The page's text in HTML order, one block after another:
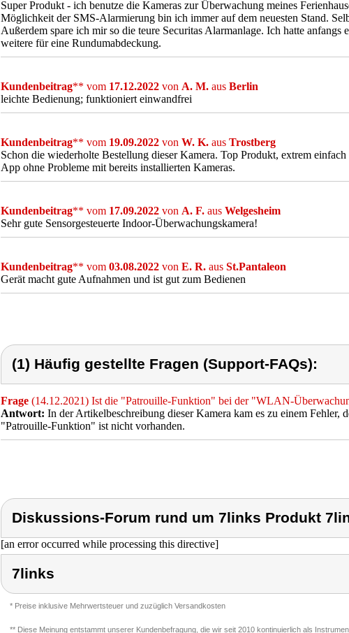
Super Produkt - ich benutze die Kameras zur Überwachung meines
Möglichkeit der SMS-Alarmierung bin ich immer auf dem neuesten Stand.
Außerdem spare ich mir so die teure Securitas Alarmanlage. Ich hatte
weitere für eine Rundumabdeckung.
Kundenbeitrag** vom 17.12.2022 von A. M. aus Berlin
leichte Bedienung; funktioniert einwandfrei
Kundenbeitrag** vom 19.09.2022 von W. K. aus Trostberg
Schon die wiederholte Bestellung dieser Kamera. Top Produkt, extrem
App ohne Probleme mit bereits installierten Kameras.
Kundenbeitrag** vom 17.09.2022 von A. F. aus Welgesheim
Sehr gute Sensorgesteuerte Indoor-Überwachungskamera!
Kundenbeitrag** vom 03.08.2022 von E. R. aus St.Pantaleon
Gerät macht gute Aufnahmen und ist gut zum Bedienen
(1) Häufig gestellte Fragen (Support-FAQs):
Frage (14.12.2021) Ist die "Patrouille-Funktion" bei der "WLAN-
Antwort: In der Artikelbeschreibung dieser Kamera kam es zu einem Fehler,
"Patrouille-Funktion" ist nicht vorhanden.
Diskussions-Forum rund um 7links Produkt
[an error occurred while processing this directive]
7links
* Preise inklusive Mehrwertsteuer und zuzüglich Versandkosten
** Diese Meinung entstammt unserer Kundenbefragung, die wir seit 2010 kontinuierlich als